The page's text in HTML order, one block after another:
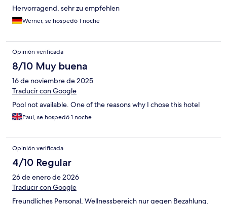
Hervorragend, sehr zu empfehlen
Werner, se hospedó 1 noche
Opinión verificada
8/10 Muy buena
16 de noviembre de 2025
Traducir con Google
Pool not available. One of the reasons why I chose this hotel
Paul, se hospedó 1 noche
Opinión verificada
4/10 Regular
26 de enero de 2026
Traducir con Google
Freundliches Personal, Wellnessbereich nur gegen Bezahlung.